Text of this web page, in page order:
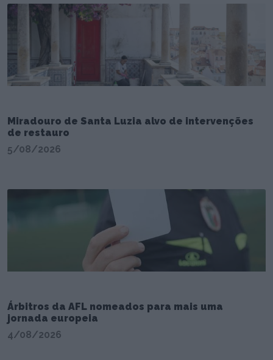
Miradouro de Santa Luzia alvo de intervenções
de restauro
5/08/2026
Árbitros da AFL nomeados para mais uma
jornada europeia
4/08/2026